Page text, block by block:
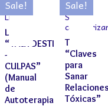
Sale!
Libros
Libro
“+AUTOESTIMA
-
CULPAS”
(Manual
de
Autoterapia)
Sale!
Sin
Taller
“Claves
para
Sanar
Tóxicas”